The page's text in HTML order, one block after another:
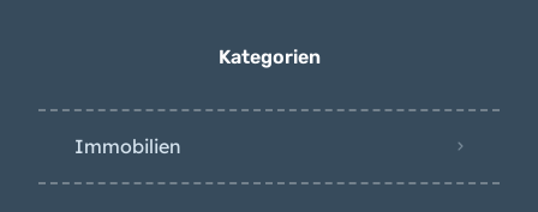
Kategorien
Immobilien